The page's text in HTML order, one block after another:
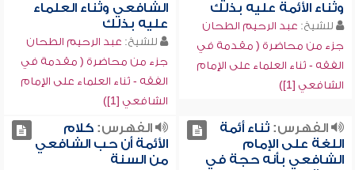
وثناء الأئمة عليه بذلك
للشيخ: عبد الرحيم الطحان
جزء من محاضرة ( مقدمة في
الفقه - ثناء العلماء على الإمام
الشافعي [1])
الشافعي وثناء العلماء
عليه بذلك
للشيخ: عبد الرحيم الطحان
جزء من محاضرة ( مقدمة في
الفقه - ثناء العلماء على الإمام
الشافعي [1])
الفهرس:ثناء أئمة
اللغة على الإمام
الشافعي بأنه حجة في
الفهرس:كلام
الأئمة أن حب الشافعي
من السنة